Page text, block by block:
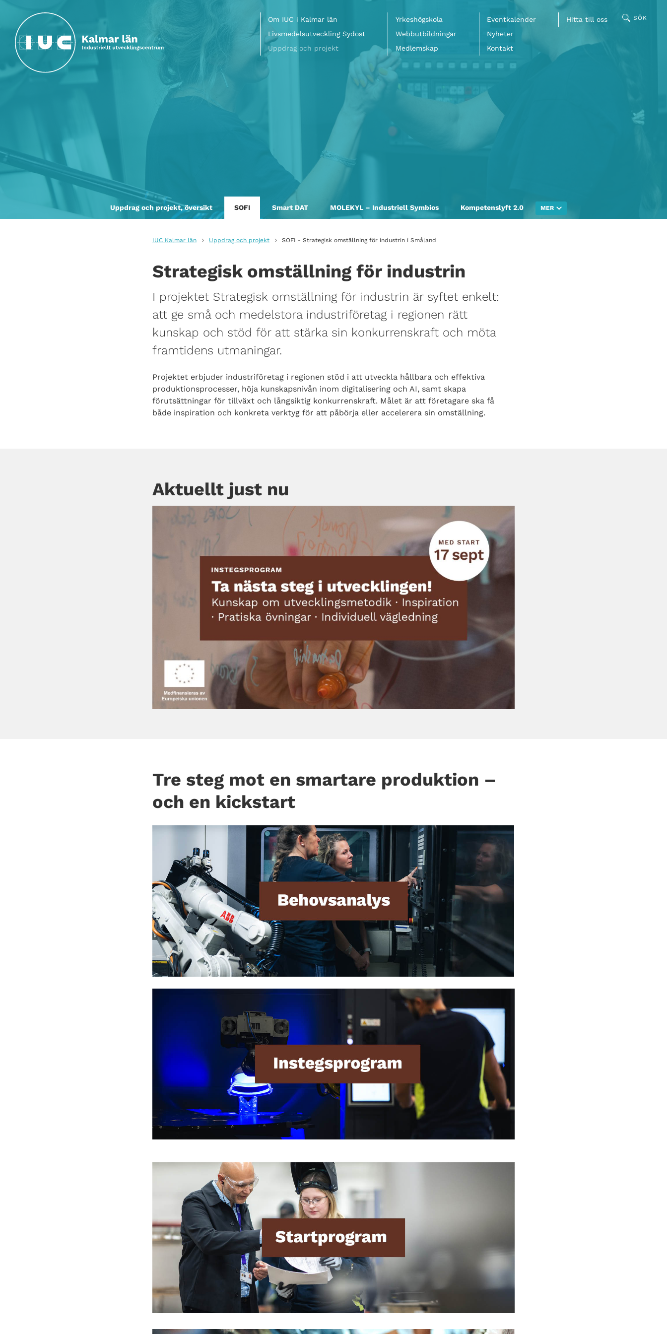
Meny
Om IUC i Kalmar län
Livsmedelsutveckling Sydost
Uppdrag och projekt
Yrkeshögskola
Webbutbildningar
Medlemskap
Eventkalender
Nyheter
Kontakt
Hitta till oss SÖK
Uppdrag och projekt, översikt SOFI Smart DAT MOLEKYL – Industriell Symbios Kompetenslyft 2.0 MER
IUC Kalmar län Uppdrag och projekt SOFI - Strategisk omställning för industrin i Småland
Strategisk omställning för industrin
I projektet Strategisk omställning för industrin är syftet enkelt:
att ge små och medelstora industriföretag i regionen rätt
kunskap och stöd för att stärka sin konkurrenskraft och möta
framtidens utmaningar.
Projektet erbjuder industriföretag i regionen stöd i att utveckla hållbara och effektiva
produktionsprocesser, höja kunskapsnivån inom digitalisering och AI, samt skapa
förutsättningar för tillväxt och långsiktig konkurrenskraft. Målet är att företagare ska få
både inspiration och konkreta verktyg för att påbörja eller accelerera sin omställning.
Aktuellt just nu
Tre steg mot en smartare produktion –
och en kickstart